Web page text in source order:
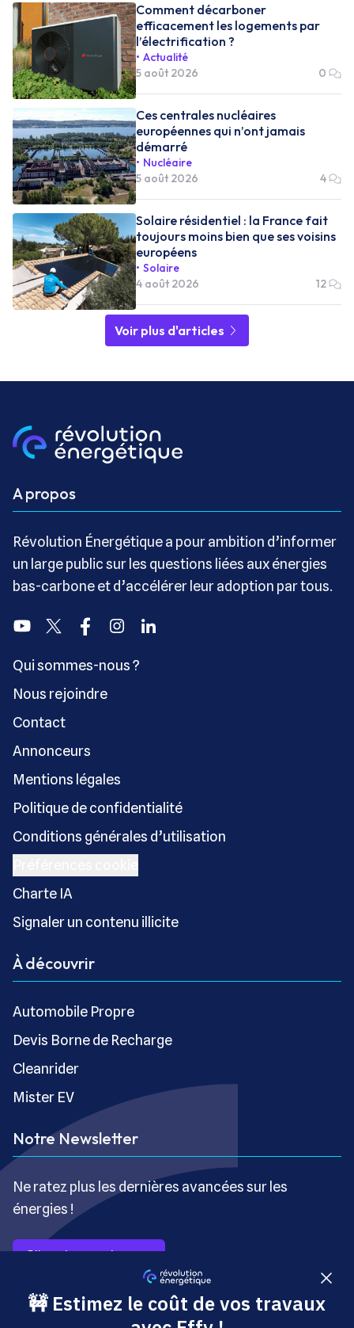
Comment décarboner
efficacement les logements par
l’électrification ?
Actualité
5 août 2026
0
Ces centrales nucléaires
européennes qui n’ont jamais
démarré
Nucléaire
5 août 2026
4
Solaire résidentiel : la France fait
toujours moins bien que ses voisins
européens
Solaire
4 août 2026
12
Voir plus d'articles
A propos
Révolution Énergétique a pour ambition d’informer
un large public sur les questions liées aux énergies
bas-carbone et d’accélérer leur adoption par tous.
YoutubeTwitter FacebookInstagramLinkedin
Qui sommes-nous ?
Nous rejoindre
Contact
Annonceurs
Mentions légales
Politique de confidentialité
Conditions générales d’utilisation
Charte IA
Signaler un contenu illicite
À découvrir
Automobile Propre
Devis Borne de Recharge
Cleanrider
Mister EV
Notre Newsletter
Ne ratez plus les dernières avancées sur les
énergies !
S’inscrire gratuitement
Copyright © Révolution Énergétique - Tous droits réservés